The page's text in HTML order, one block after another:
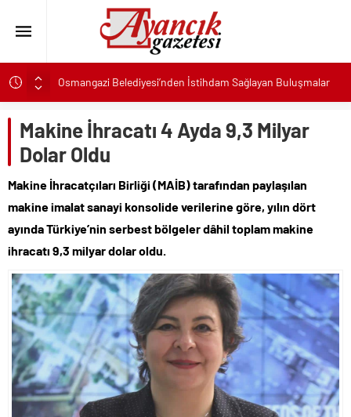
Başkan Eşki’den Çamdibi çıkarması: “Halkımızın içinde,
Konak’ta imzalar fırsat eşitliği için atıldı
Başkan Hatice Gençay: “Didim’in Minik Ev Sahiplerine Sahip
K. Menderes’te AKTAŞ Bereketi
Başkan Hatice Gençay: “Didim’in Her Noktasında Gece
Gündüz Sahadayız”
Başkan Çerçioğlu’ndan 7 Eylül Temalı Ödüllü Resim, Şiir ve
Kompozisyon Yarışması
Başkan Hatice Gençay: “Kadınlarımızın Üretim Gücünü
Destekliyoruz”
Torbalı’nın kuru domates emekçileri yalnız bırakılmadı
Küçük işletmeler büyük siber risklerle karşı karşıya
Makine İhracatı 4 Ayda 9,3 Milyar
Dolar Oldu
Makine İhracatçıları Birliği (MAİB) tarafından paylaşılan
makine imalat sanayi konsolide verilerine göre, yılın dört
ayında Türkiye’nin serbest bölgeler dâhil toplam makine
ihracatı 9,3 milyar dolar oldu.